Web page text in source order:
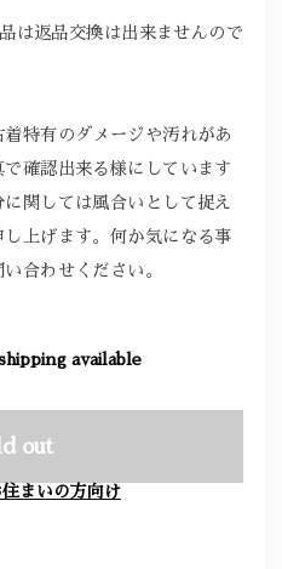
返品交換は出来ませんので
特有のダメージや汚れがあ
確認出来る様にしています
関しては風合いとして捉え
上げます。何か気になる事
合わせください。
available
out
住まいの方向け